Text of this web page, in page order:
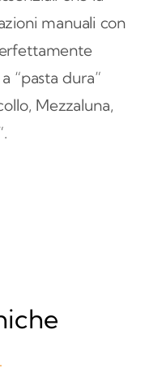
manuali con
“pasta dura”
Mezzaluna,